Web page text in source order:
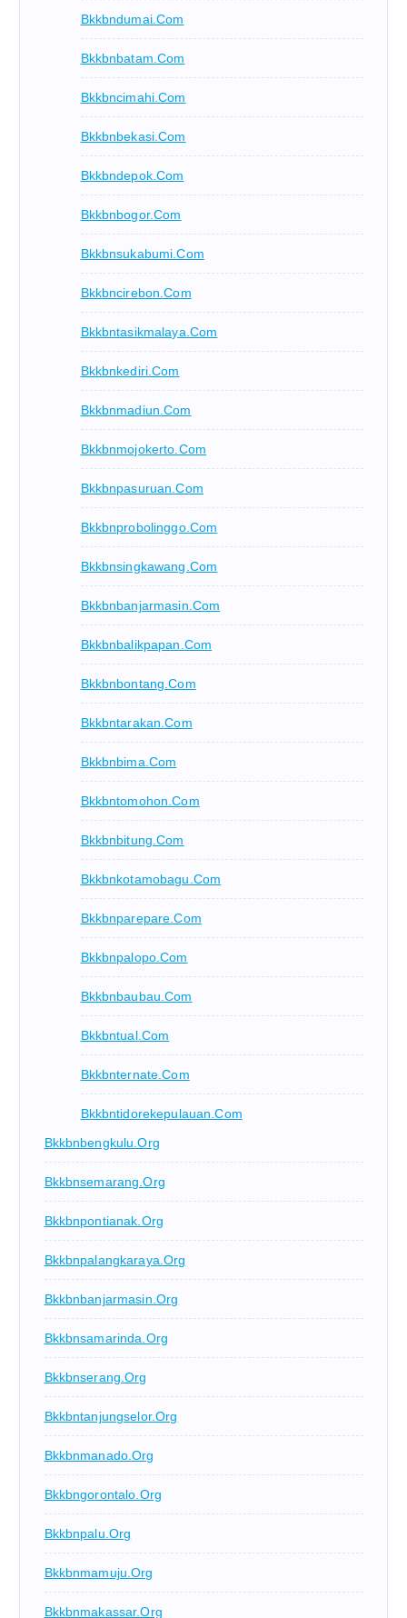
Bkkbndumai.com
Bkkbnbatam.com
Bkkbncimahi.com
Bkkbnbekasi.com
Bkkbndepok.com
Bkkbnbogor.com
Bkkbnsukabumi.com
Bkkbncirebon.com
Bkkbntasikmalaya.com
Bkkbnkediri.com
Bkkbnmadiun.com
Bkkbnmojokerto.com
Bkkbnpasuruan.com
Bkkbnprobolinggo.com
Bkkbnsingkawang.com
Bkkbnbanjarmasin.com
Bkkbnbalikpapan.com
Bkkbnbontang.com
Bkkbntarakan.com
Bkkbnbima.com
Bkkbntomohon.com
Bkkbnbitung.com
Bkkbnkotamobagu.com
Bkkbnparepare.com
Bkkbnpalopo.com
Bkkbnbaubau.com
Bkkbntual.com
Bkkbnternate.com
Bkkbntidorekepulauan.com
Bkkbnbengkulu.org
Bkkbnsemarang.org
Bkkbnpontianak.org
Bkkbnpalangkaraya.org
Bkkbnbanjarmasin.org
Bkkbnsamarinda.org
Bkkbnserang.org
Bkkbntanjungselor.org
Bkkbnmanado.org
Bkkbngorontalo.org
Bkkbnpalu.org
Bkkbnmamuju.org
Bkkbnmakassar.org